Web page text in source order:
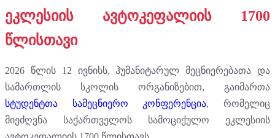
ეკლესიის ავტოკეფალიის 1700
წლისთავი
2026 წლის 12 ივნისს, ჰუმანიტარულ მეცნიერებათა და
სამართლის სკოლის ორგანიზებით, გაიმართა
სტუდენტთა სამეცნიერო კონფერენცია, რომელიც
მიეძღვნა საქართველოს სამოციქულო ეკლესიის